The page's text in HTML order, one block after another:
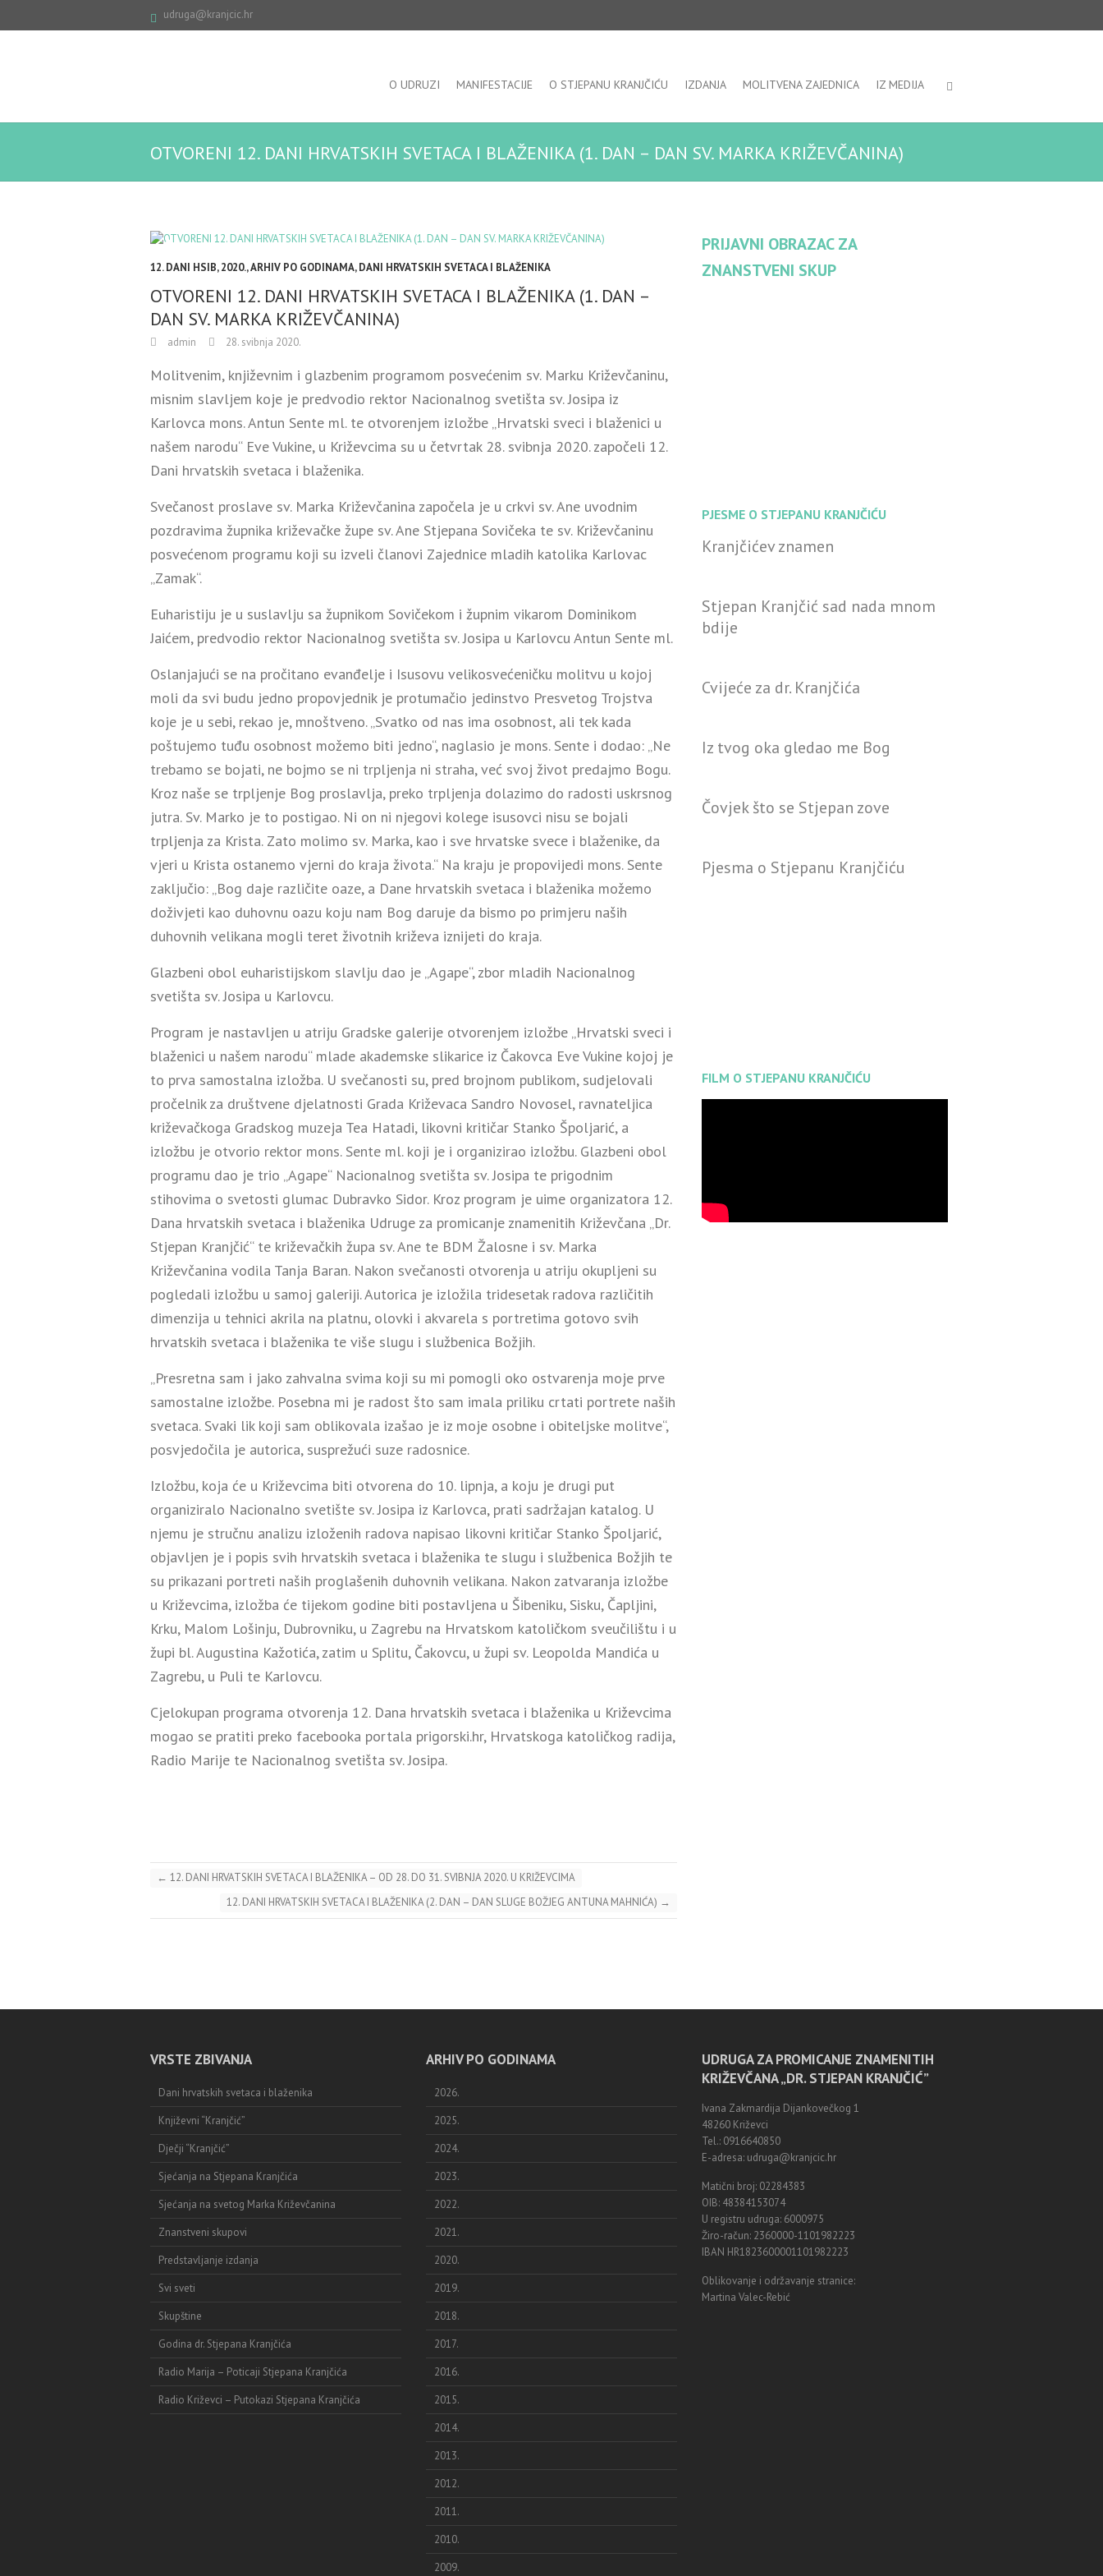
udruga@kranjcic.hr
O UDRUZI MANIFESTACIJE O STJEPANU KRANJČIĆU IZDANJA MOLITVENA ZAJEDNICA IZ MEDIJA
OTVORENI 12. DANI HRVATSKIH SVETACA I BLAŽENIKA (1. DAN – DAN SV. MARKA KRIŽEVČANINA)
12. DANI HSIB,2020.,ARHIV PO GODINAMA,DANI HRVATSKIH SVETACA I BLAŽENIKA
OTVORENI 12. DANI HRVATSKIH SVETACA I BLAŽENIKA (1. DAN –
DAN SV. MARKA KRIŽEVČANINA)
admin 28. svibnja 2020.
Molitvenim, književnim i glazbenim programom posvećenim sv. Marku Križevčaninu,
misnim slavljem koje je predvodio rektor Nacionalnog svetišta sv. Josipa iz
Karlovca mons. Antun Sente ml. te otvorenjem izložbe „Hrvatski sveci i blaženici u
našem narodu“ Eve Vukine, u Križevcima su u četvrtak 28. svibnja 2020. započeli 12.
Dani hrvatskih svetaca i blaženika.
Svečanost proslave sv. Marka Križevčanina započela je u crkvi sv. Ane uvodnim
pozdravima župnika križevačke župe sv. Ane Stjepana Sovičeka te sv. Križevčaninu
posvećenom programu koji su izveli članovi Zajednice mladih katolika Karlovac
„Zamak“.
Euharistiju je u suslavlju sa župnikom Sovičekom i župnim vikarom Dominikom
Jaićem, predvodio rektor Nacionalnog svetišta sv. Josipa u Karlovcu Antun Sente ml.
Oslanjajući se na pročitano evanđelje i Isusovu velikosvećeničku molitvu u kojoj
moli da svi budu jedno propovjednik je protumačio jedinstvo Presvetog Trojstva
koje je u sebi, rekao je, mnoštveno. „Svatko od nas ima osobnost, ali tek kada
poštujemo tuđu osobnost možemo biti jedno“, naglasio je mons. Sente i dodao: „Ne
trebamo se bojati, ne bojmo se ni trpljenja ni straha, već svoj život predajmo Bogu.
Kroz naše se trpljenje Bog proslavlja, preko trpljenja dolazimo do radosti uskrsnog
jutra. Sv. Marko je to postigao. Ni on ni njegovi kolege isusovci nisu se bojali
trpljenja za Krista. Zato molimo sv. Marka, kao i sve hrvatske svece i blaženike, da
vjeri u Krista ostanemo vjerni do kraja života.“ Na kraju je propovijedi mons. Sente
zaključio: „Bog daje različite oaze, a Dane hrvatskih svetaca i blaženika možemo
doživjeti kao duhovnu oazu koju nam Bog daruje da bismo po primjeru naših
duhovnih velikana mogli teret životnih križeva iznijeti do kraja.
Glazbeni obol euharistijskom slavlju dao je „Agape“, zbor mladih Nacionalnog
svetišta sv. Josipa u Karlovcu.
Program je nastavljen u atriju Gradske galerije otvorenjem izložbe „Hrvatski sveci i
blaženici u našem narodu“ mlade akademske slikarice iz Čakovca Eve Vukine kojoj je
to prva samostalna izložba. U svečanosti su, pred brojnom publikom, sudjelovali
pročelnik za društvene djelatnosti Grada Križevaca Sandro Novosel, ravnateljica
križevačkoga Gradskog muzeja Tea Hatadi, likovni kritičar Stanko Špoljarić, a
izložbu je otvorio rektor mons. Sente ml. koji je i organizirao izložbu. Glazbeni obol
programu dao je trio „Agape“ Nacionalnog svetišta sv. Josipa te prigodnim
stihovima o svetosti glumac Dubravko Sidor. Kroz program je uime organizatora 12.
Dana hrvatskih svetaca i blaženika Udruge za promicanje znamenitih Križevčana „Dr.
Stjepan Kranjčić“ te križevačkih župa sv. Ane te BDM Žalosne i sv. Marka
Križevčanina vodila Tanja Baran. Nakon svečanosti otvorenja u atriju okupljeni su
pogledali izložbu u samoj galeriji. Autorica je izložila tridesetak radova različitih
dimenzija u tehnici akrila na platnu, olovki i akvarela s portretima gotovo svih
hrvatskih svetaca i blaženika te više slugu i službenica Božjih.
„Presretna sam i jako zahvalna svima koji su mi pomogli oko ostvarenja moje prve
samostalne izložbe. Posebna mi je radost što sam imala priliku crtati portrete naših
svetaca. Svaki lik koji sam oblikovala izašao je iz moje osobne i obiteljske molitve“,
posvjedočila je autorica, susprežući suze radosnice.
Izložbu, koja će u Križevcima biti otvorena do 10. lipnja, a koju je drugi put
organiziralo Nacionalno svetište sv. Josipa iz Karlovca, prati sadržajan katalog. U
njemu je stručnu analizu izloženih radova napisao likovni kritičar Stanko Špoljarić,
objavljen je i popis svih hrvatskih svetaca i blaženika te slugu i službenica Božjih te
su prikazani portreti naših proglašenih duhovnih velikana. Nakon zatvaranja izložbe
u Križevcima, izložba će tijekom godine biti postavljena u Šibeniku, Sisku, Čapljini,
Krku, Malom Lošinju, Dubrovniku, u Zagrebu na Hrvatskom katoličkom sveučilištu i u
župi bl. Augustina Kažotića, zatim u Splitu, Čakovcu, u župi sv. Leopolda Mandića u
Zagrebu, u Puli te Karlovcu.
Cjelokupan programa otvorenja 12. Dana hrvatskih svetaca i blaženika u Križevcima
mogao se pratiti preko facebooka portala prigorski.hr, Hrvatskoga katoličkog radija,
Radio Marije te Nacionalnog svetišta sv. Josipa.
← 12. DANI HRVATSKIH SVETACA I BLAŽENIKA – OD 28. DO 31. SVIBNJA 2020. U KRIŽEVCIMA
12. DANI HRVATSKIH SVETACA I BLAŽENIKA (2. DAN – DAN SLUGE BOŽJEG ANTUNA MAHNIĆA) →
PRIJAVNI OBRAZAC ZA
ZNANSTVENI SKUP
PJESME O STJEPANU KRANJČIĆU
Kranjčićev znamen
Stjepan Kranjčić sad nada mnom
bdije
Cvijeće za dr. Kranjčića
Iz tvog oka gledao me Bog
Čovjek što se Stjepan zove
Pjesma o Stjepanu Kranjčiću
FILM O STJEPANU KRANJČIĆU
VRSTE ZBIVANJA
Dani hrvatskih svetaca i blaženika
Književni “Kranjčić”
Dječji “Kranjčić”
Sjećanja na Stjepana Kranjčića
Sjećanja na svetog Marka Križevčanina
Znanstveni skupovi
Predstavljanje izdanja
Svi sveti
Skupštine
Godina dr. Stjepana Kranjčića
Radio Marija – Poticaji Stjepana Kranjčića
Radio Križevci – Putokazi Stjepana Kranjčića
ARHIV PO GODINAMA
2026.
2025.
2024.
2023.
2022.
2021.
2020.
2019.
2018.
2017.
2016.
2015.
2014.
2013.
2012.
2011.
2010.
2009.
UDRUGA ZA PROMICANJE ZNAMENITIH
KRIŽEVČANA „DR. STJEPAN KRANJČIĆ”
Ivana Zakmardija Dijankovečkog 1
48260 Križevci
Tel.: 0916640850
E-adresa: udruga@kranjcic.hr
Matični broj: 02284383
OIB: 48384153074
U registru udruga: 6000975
Žiro-račun: 2360000-1101982223
IBAN HR1823600001101982223
Oblikovanje i održavanje stranice:
Martina Valec-Rebić